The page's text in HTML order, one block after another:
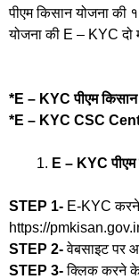
पीएम किसान योजना की
योजना की E – KYC दो
*E – KYC पीएम
*E – KYC CSC
E – KYC
STEP 1- E-KYC
https://
STEP 2-वेबसाइट पर
STEP 3-क्लिक करने के